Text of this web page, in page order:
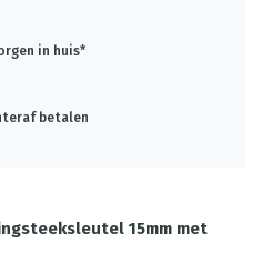
in huis*
betalen
15mm met